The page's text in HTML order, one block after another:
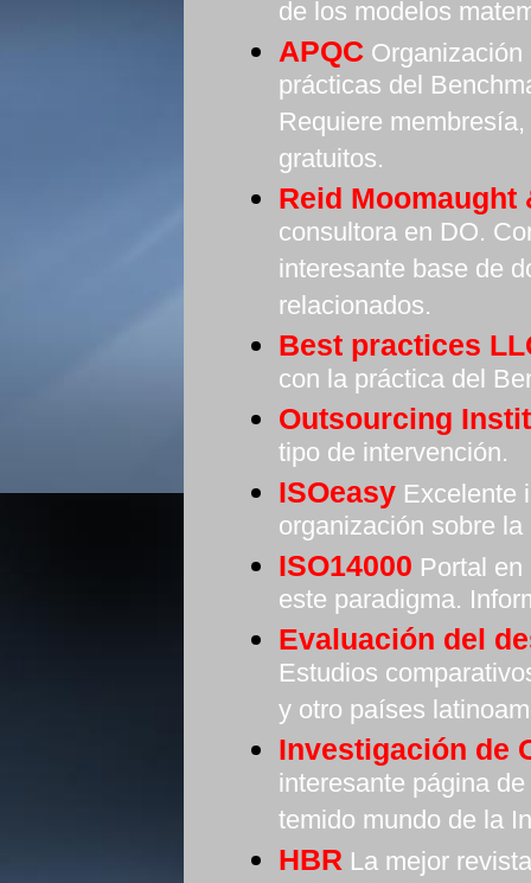
de los modelos
APQC
prácticas del
Requiere
gratuitos.
Reid Moomaught
consultora en DO.
interesante base de
relacionados.
Best practices
con la práctica del
Outsourcing
tipo de intervención.
ISOeasy Excelente
organización sobre
ISO14000 Portal
este paradigma.
Evaluación del
Estudios
y otro países
Investigación de
interesante página
temido mundo de la
HBR La mejor